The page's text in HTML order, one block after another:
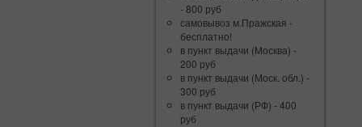
- 800 руб
самовывоз м.Пражская -
бесплатно!
в пункт выдачи (Москва) -
200 руб
в пункт выдачи (Моск. обл.) -
300 руб
в пункт выдачи (РФ) - 400
руб